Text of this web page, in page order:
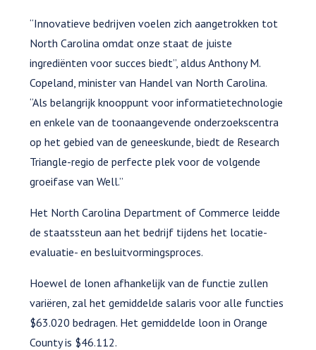
“Innovatieve bedrijven voelen zich aangetrokken tot
North Carolina omdat onze staat de juiste
ingrediënten voor succes biedt”, aldus Anthony M.
Copeland, minister van Handel van North Carolina.
“Als belangrijk knooppunt voor informatietechnologie
en enkele van de toonaangevende onderzoekscentra
op het gebied van de geneeskunde, biedt de Research
Triangle-regio de perfecte plek voor de volgende
groeifase van Well.”
Het North Carolina Department of Commerce leidde
de staatssteun aan het bedrijf tijdens het locatie-
evaluatie- en besluitvormingsproces.
Hoewel de lonen afhankelijk van de functie zullen
variëren, zal het gemiddelde salaris voor alle functies
$63.020 bedragen. Het gemiddelde loon in Orange
County is $46.112.